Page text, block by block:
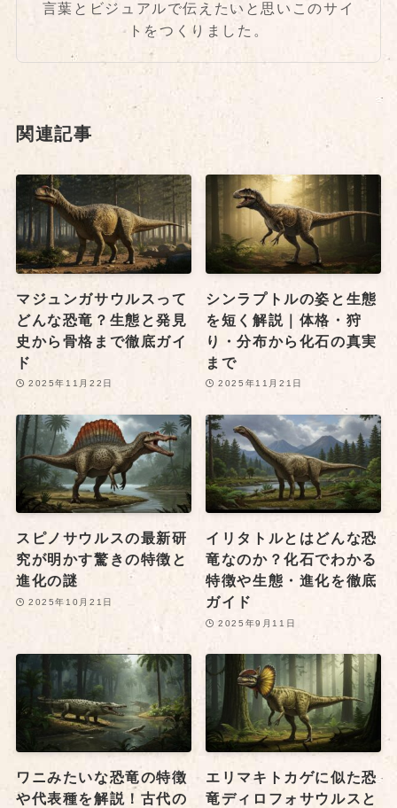
言葉とビジュアルで伝えたいと思いこのサイ
トをつくりました。
関連記事
マジュンガサウルスって
どんな恐竜？生態と発見
史から骨格まで徹底ガイ
ド
2025年11月22日
シンラプトルの姿と生態
を短く解説｜体格・狩
り・分布から化石の真実
まで
2025年11月21日
スピノサウルスの最新研
究が明かす驚きの特徴と
進化の謎
2025年10月21日
イリタトルとはどんな恐
竜なのか？化石でわかる
特徴や生態・進化を徹底
ガイド
2025年9月11日
ワニみたいな恐竜の特徴
や代表種を解説！古代の
エリマキトカゲに似た恐
竜ディロフォサウルスと